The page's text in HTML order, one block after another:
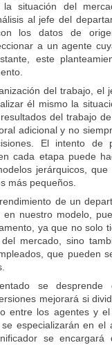
la situación del
al jefe del
los datos de
a un agente
este
del trabajo, el
él mismo la
del trabajo
adicional y no
El intento de
cada etapa puede
jerárquicos,
más pequeños.
de un
en nuestro modelo,
ya que no solo
mercado, sino
que pueden
se
mejorará si
entre los agentes y
especializarán en el
se encargará